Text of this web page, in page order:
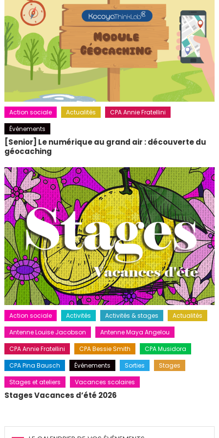
Action sociale Actualités
CPA Annie Fratellini
Événements
[Senior] Le numérique au grand air : découverte du
géocaching
Action sociale Activités Activités & stages
Actualités
Antenne Louise Jacobson
Antenne Maya Angelou
CPA Annie Fratellini
CPA Bessie Smith
CPA Musidora
CPA Pina Bausch
Événements Sorties
Stages
Stages et ateliers
Vacances scolaires
Stages Vacances d’été 2026